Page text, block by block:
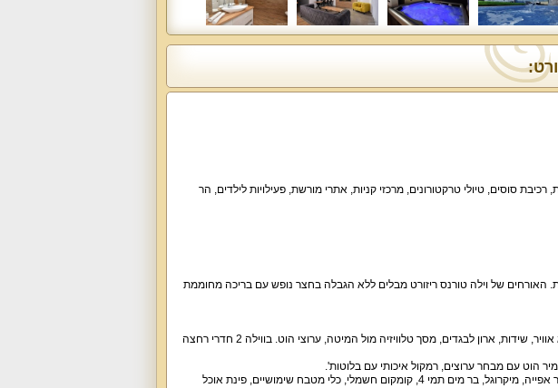
, רכיבת סוסים, טיולי טרקטורונים, מרכזי קניות, אתרי מורשת, פעילויות לילדים, הר
. האורחים של וילה טורנס ריזורט מבלים ללא הגבלה בחצר נופש עם בריכה מחוממת
אוויר, שידות, ארון לבגדים, מסך טלוויזיה מול המיטה, ערוצי הוט. בווילה 2 חדרי רחצה
הוט עם מבחר ערוצים, רמקול איכותי עם בלוטות'.
אפייה, מיקרוגל, בר מים תמי 4, קומקום חשמלי, כלי מטבח שימושיים, פינת אוכל